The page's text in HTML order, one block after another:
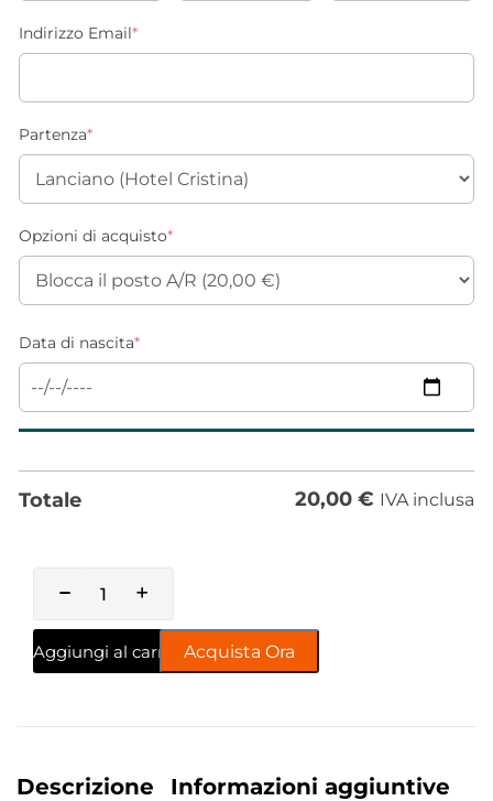
Indirizzo Email*
Partenza*
Opzioni di acquisto*
Data di nascita*
Totale 20,00 € IVA inclusa
Aggiungi al carrelloAcquista Ora
Descrizione Informazioni aggiuntive